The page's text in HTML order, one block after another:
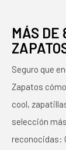
MÁS DE
Seguro que
Zapatos
cool,
selección
reconocidas: